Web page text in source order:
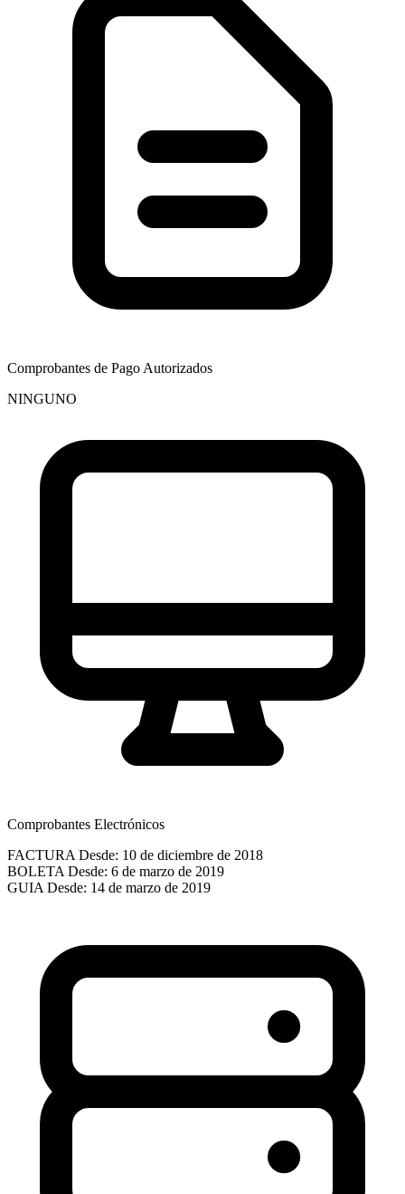
Comprobantes de Pago Autorizados
NINGUNO
Comprobantes Electrónicos
FACTURA Desde: 10 de diciembre de 2018
BOLETA Desde: 6 de marzo de 2019
GUIA Desde: 14 de marzo de 2019